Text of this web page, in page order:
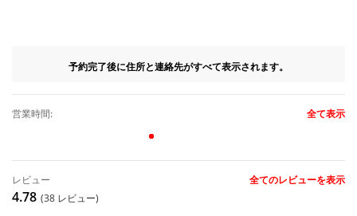
予約完了後に住所と連絡先がすべて表示されます。
営業時間: 全て表示
レビュー 全てのレビューを表示
4.78 (38 レビュー)